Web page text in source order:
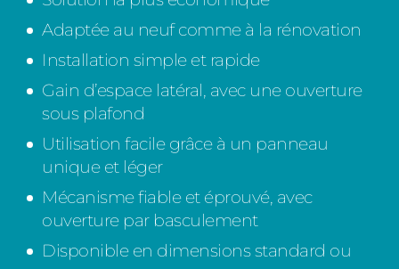
Adaptée au neuf comme à la rénovation
Installation simple et rapide
Gain d’espace latéral, avec une ouverture
sous plafond
Utilisation facile grâce à un panneau
unique et léger
Mécanisme fiable et éprouvé, avec
ouverture par basculement
Disponible en dimensions standard ou